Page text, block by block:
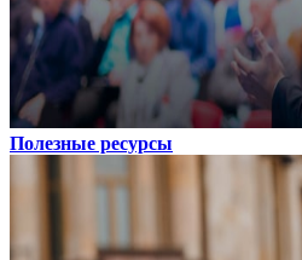
Полезные ресурсы